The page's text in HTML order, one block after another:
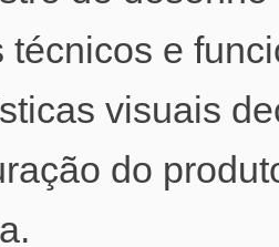
técnicos e
visuais
do